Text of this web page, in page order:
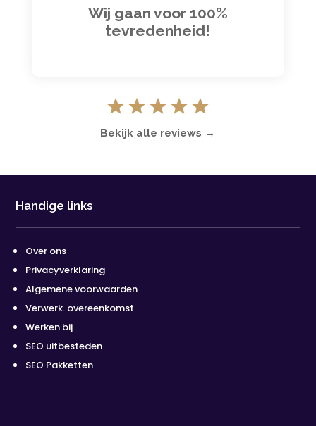
Wij gaan voor 100%
tevredenheid!
Bekijk alle reviews →
Handige links
Over ons
Privacyverklaring
Algemene voorwaarden
Verwerk. overeenkomst
Werken bij
SEO uitbesteden
SEO Pakketten